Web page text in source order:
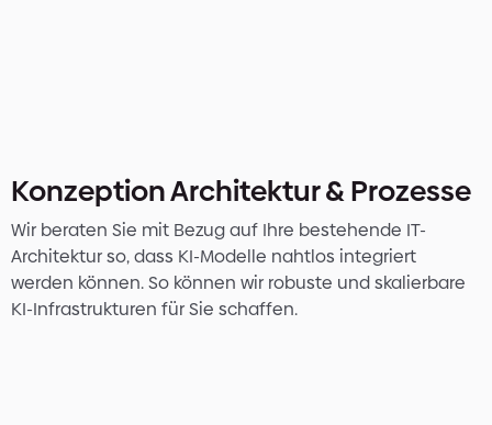
Konzeption Architektur & Prozesse
Wir beraten Sie mit Bezug auf Ihre bestehende IT-
Architektur so, dass KI-Modelle nahtlos integriert
werden können. So können wir robuste und skalierbare
KI-Infrastrukturen für Sie schaffen.